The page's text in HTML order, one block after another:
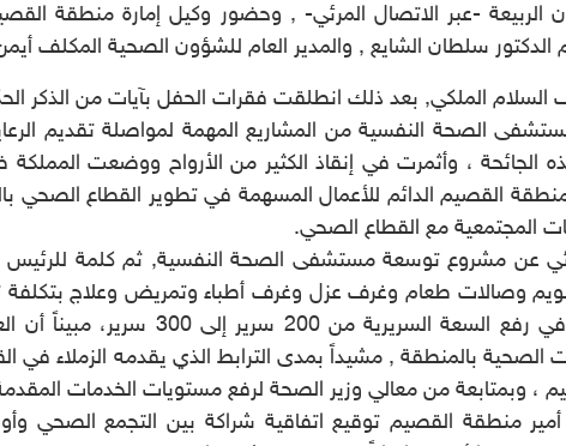
الربيعة -عبر الاتصال المرئي- , وحضور وكيل إمارة منطقة
سلطان الشايع , والمدير العام للشؤون الصحية المكلف
الملكي, بعد ذلك انطلقت فقرات الحفل بآيات من الذكر
الصحة النفسية من المشاريع المهمة لمواصلة تقديم
الجائحة ، وأثمرت في إنقاذ الكثير من الأرواح ووضعت
القصيم الدائم للأعمال المسهمة في تطوير القطاع الصحي
المجتمعية مع القطاع الصحي.
عن مشروع توسعة مستشفى الصحة النفسية, ثم كلمة للرئيس
هذا المشروع سيسهم في رفع
الصحية بالمنطقة , مشيداً بمدى الترابط الذي يقدمه الزملاء
، وبمتابعة من معالي وزير الصحة لرفع مستويات الخدمات
منطقة القصيم توقيع اتفاقية شراكة بين التجمع الصحي